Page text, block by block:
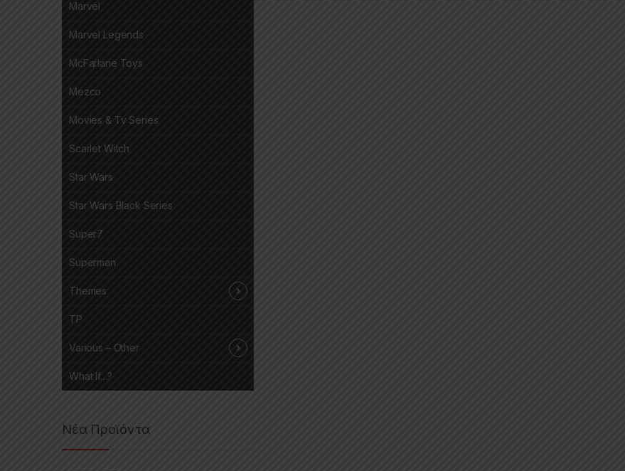
Marvel
Marvel Legends
McFarlane Toys
Mezco
Movies & Tv Series
Scarlet Witch
Star Wars
Star Wars Black Series
Super7
Superman
Themes
TP
Various – Other
What If…?
Νέα Προϊόντα